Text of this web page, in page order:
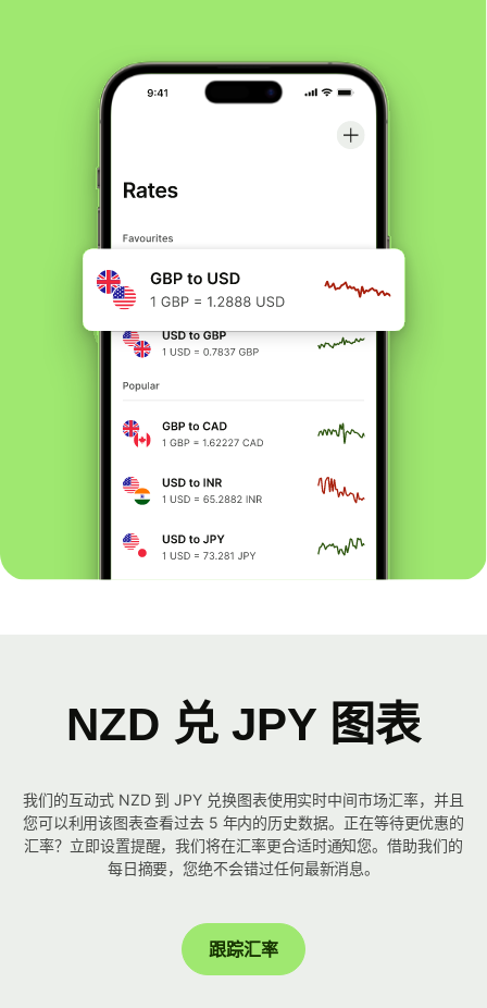
NZD 兑 JPY 图表
我们的互动式 NZD 到 JPY 兑换图表使用实时中间市场汇率，并且
您可以利用该图表查看过去 5 年内的历史数据。正在等待更优惠的
汇率？立即设置提醒，我们将在汇率更合适时通知您。借助我们的
每日摘要，您绝不会错过任何最新消息。
跟踪汇率